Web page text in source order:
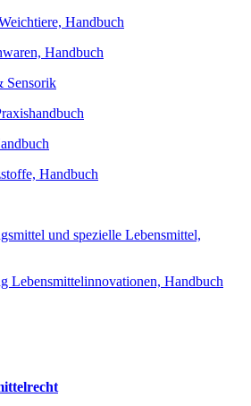
Handbuch
Handbuch
Sensorik
Handbuch
und spezielle Lebensmittel,
Lebensmittelinnovationen, Handbuch